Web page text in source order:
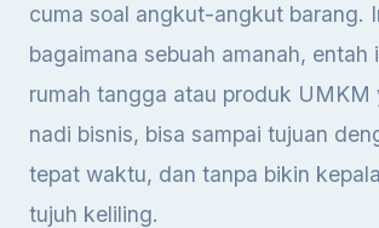
cuma soal angkut-angkut barang.
bagaimana sebuah amanah, entah
rumah tangga atau produk UMKM
nadi bisnis, bisa sampai tujuan
tepat waktu, dan tanpa bikin
tujuh keliling.